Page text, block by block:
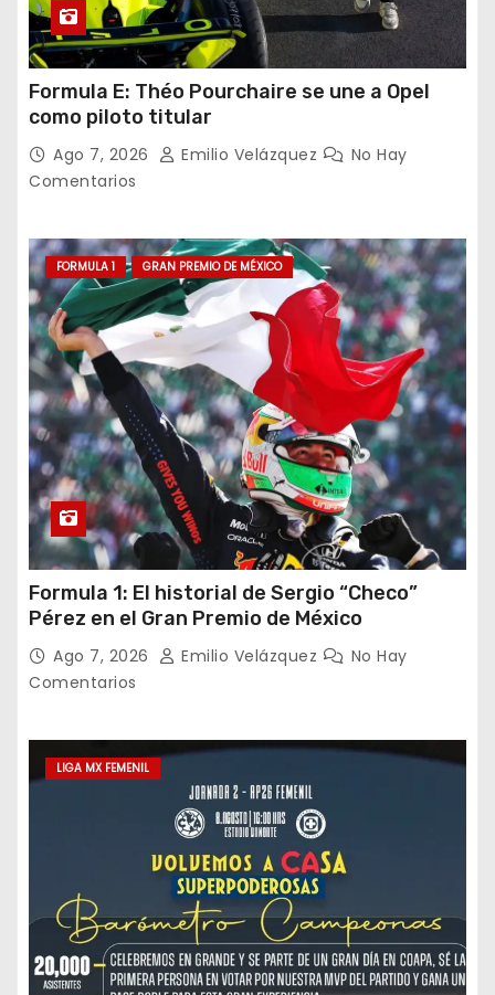
Formula E: Théo Pourchaire se une a Opel
como piloto titular
Ago 7, 2026 Emilio Velázquez
No Hay
Comentarios
FORMULA 1 GRAN PREMIO DE MÉXICO
Formula 1: El historial de Sergio “Checo”
Pérez en el Gran Premio de México
Ago 7, 2026 Emilio Velázquez
No Hay
Comentarios
LIGA MX FEMENIL